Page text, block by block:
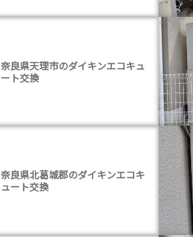
奈良県天理市のダイキンエコキュ
ート交換
奈良県北葛城郡のダイキンエコキ
ュート交換